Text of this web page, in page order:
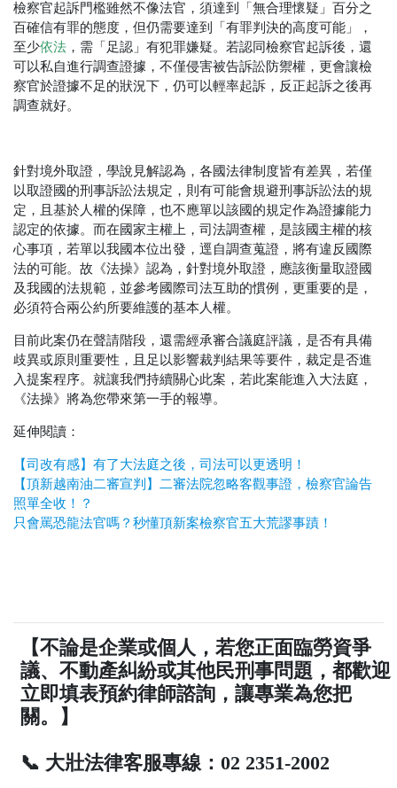
檢察官起訴門檻雖然不像法官，須達到「無合理懷疑」百分之
百確信有罪的態度，但仍需要達到「有罪判決的高度可能」，
至少依法 ，需「足認」有犯罪嫌疑。若認同檢察官起訴後，還
可以私自進行調查證據，不僅侵害被告訴訟防禦權，更會讓檢
察官於證據不足的狀況下，仍可以輕率起訴，反正起訴之後再
調查就好。
針對境外取證，學說見解認為，各國法律制度皆有差異，若僅
以取證國的刑事訴訟法規定，則有可能會規避刑事訴訟法的規
定，且基於人權的保障，也不應單以該國的規定作為證據能力
認定的依據。而在國家主權上，司法調查權，是該國主權的核
心事項，若單以我國本位出發，逕自調查蒐證，將有違反國際
法的可能。故《法操》認為，針對境外取證，應該衡量取證國
及我國的法規範，並參考國際司法互助的慣例，更重要的是，
必須符合兩公約所要維護的基本人權。
目前此案仍在聲請階段，還需經承審合議庭評議，是否有具備
歧異或原則重要性，且足以影響裁判結果等要件，裁定是否進
入提案程序。就讓我們持續關心此案，若此案能進入大法庭，
《法操》將為您帶來第一手的報導。
延伸閱讀：
【司改有感】有了大法庭之後，司法可以更透明！
【頂新越南油二審宣判】二審法院忽略客觀事證，檢察官論告
照單全收！？
只會罵恐龍法官嗎？秒懂頂新案檢察官五大荒謬事蹟！
【不論是企業或個人，若您正面臨勞資爭
議、不動產糾紛或其他民刑事問題，都歡迎
立即填表預約律師諮詢，讓專業為您把
關。】
📞 大壯法律客服專線：02 2351-2002